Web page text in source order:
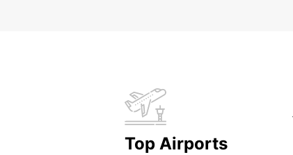
Top Airports